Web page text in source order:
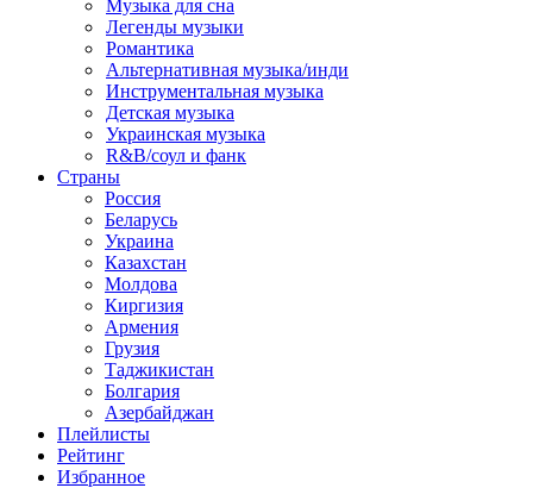
Музыка для сна
Легенды музыки
Романтика
Альтернативная музыка/инди
Инструментальная музыка
Детская музыка
Украинская музыка
R&B/cоул и фанк
Страны
Россия
Беларусь
Украина
Казахстан
Молдова
Киргизия
Армения
Грузия
Таджикистан
Болгария
Азербайджан
Плейлисты
Рейтинг
Избранное